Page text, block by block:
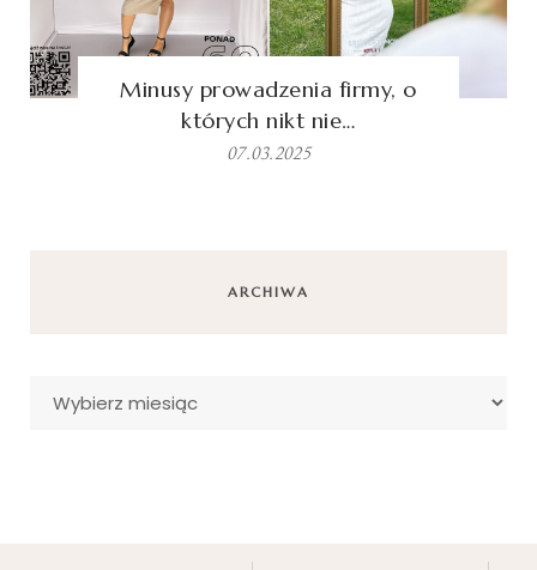
Minusy prowadzenia firmy, o
których nikt nie…
07.03.2025
ARCHIWA